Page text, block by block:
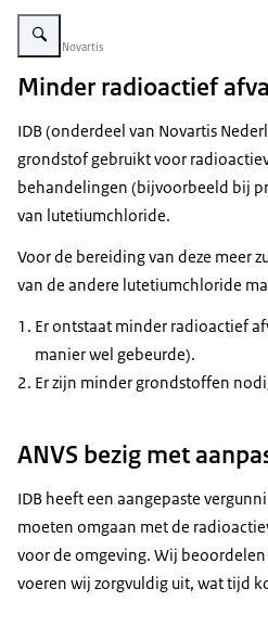
Vergroot afbeelding productielocatie
Beeld: © Novartis
Minder radioactief
IDB (onderdeel van Novartis
grondstof gebruikt voor
behandelingen (bijvoorbeeld bij
van lutetiumchloride.
Voor de bereiding van deze meer
van de andere lutetiumchloride
Er ontstaat minder radioactief
manier wel gebeurde).
Er zijn minder grondstoffen
ANVS bezig met
IDB heeft een aangepaste
moeten omgaan met de
voor de omgeving. Wij
voeren wij zorgvuldig uit, wat tijd